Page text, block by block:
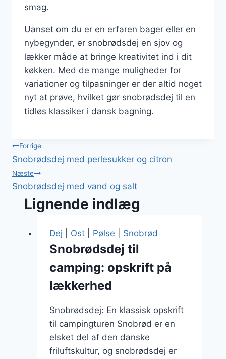
smag.
Uanset om du er en erfaren bager eller en
nybegynder, er snobrødsdej en sjov og
lækker måde at bringe kreativitet ind i dit
køkken. Med de mange muligheder for
variationer og tilpasninger er der altid noget
nyt at prøve, hvilket gør snobrødsdej til en
tidløs klassiker i dansk bagning.
Indlægsnavigation
Forrige
Snobrødsdej med perlesukker og citron
Næste
Snobrødsdej med vand og salt
Lignende indlæg
Dej Ost| Pølse Snobrød
Snobrødsdej til
camping: opskrift på
lækkerhed
Snobrødsdej: En klassisk opskrift
til campingturen Snobrød er en
elsket del af den danske
friluftskultur, og snobrødsdej er